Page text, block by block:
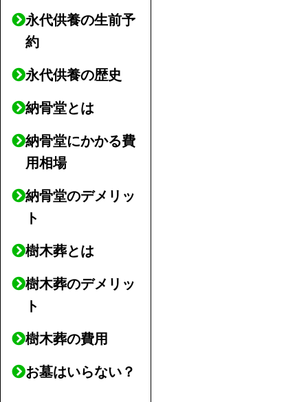
永代供養の生前予
約
永代供養の歴史
納骨堂とは
納骨堂にかかる費
用相場
納骨堂のデメリッ
ト
樹木葬とは
樹木葬のデメリッ
ト
樹木葬の費用
お墓はいらない？